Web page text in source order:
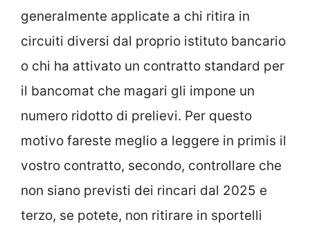
generalmente applicate a chi ritira in
circuiti diversi dal proprio istituto bancario
o chi ha attivato un contratto standard per
il bancomat che magari gli impone un
numero ridotto di prelievi. Per questo
motivo fareste meglio a leggere in primis il
vostro contratto, secondo, controllare che
non siano previsti dei rincari dal 2025 e
terzo, se potete, non ritirare in sportelli